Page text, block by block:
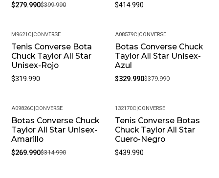
$279.990$399.990 $414.990
M9621C|CONVERSE
Tenis Converse Bota
Chuck Taylor All Star
Unisex-Rojo
$319.990
-13%
A08579C|CONVERSE
Botas Converse Chuck
Taylor All Star Unisex-
Azul
$329.990$379.990
-14%
A09826C|CONVERSE
Botas Converse Chuck
Taylor All Star Unisex-
Amarillo
$269.990$314.990
132170C|CONVERSE
Tenis Converse Botas
Chuck Taylor All Star
Cuero-Negro
$439.990